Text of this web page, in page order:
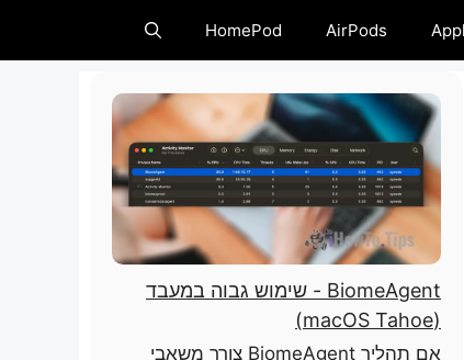
AirPods
HomePod
BiomeAgent - שימוש גבוה במעבד
(macOS Tahoe)
אם תהליך BiomeAgent צורך משאבי